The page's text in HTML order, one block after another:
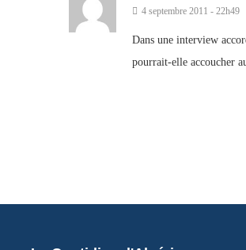
4 septembre 2011 - 22h49
Dans une interview
pourrait-elle accoucher